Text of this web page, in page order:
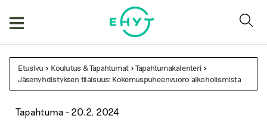
Etusivu > Koulutus & Tapahtumat >Tapahtumakalenteri >
Jäsenyhdistyksen tilaisuus: Kokemuspuheenvuoro alkoholismista
Tapahtuma - 20.2. 2024